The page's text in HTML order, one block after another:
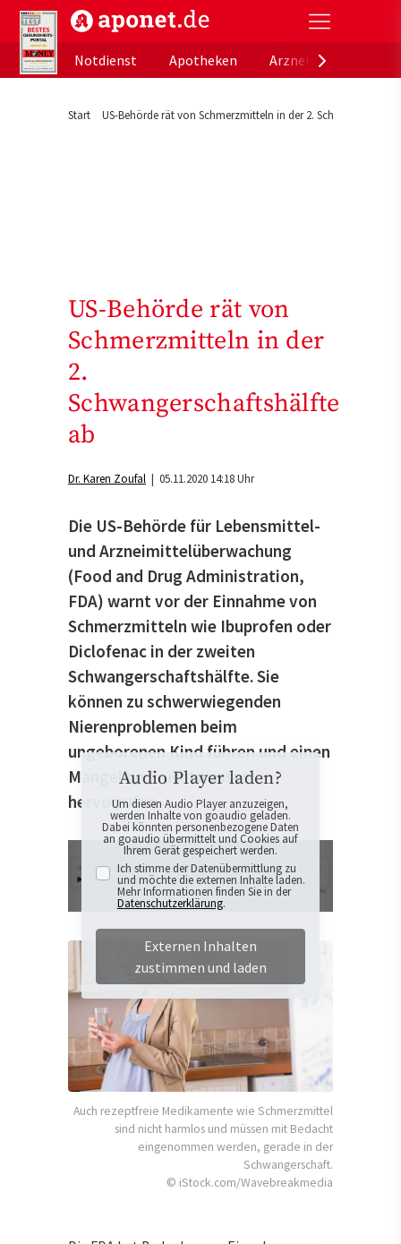
aponet.de - Das offizielle Gesundheitsportal der
Notdienst
Apotheken
Start US-Behörde rät von Schmerzmitteln in der 2.
US-Behörde rät von
Schmerzmitteln in der
2.
Schwangerschaftshälfte
ab
Dr. Karen Zoufal | 05.11.2020 14:18 Uhr
Die US-Behörde für Lebensmittel-
und Arzneimittelüberwachung
(Food and Drug Administration,
FDA) warnt vor der Einnahme von
Schmerzmitteln wie Ibuprofen oder
Diclofenac in der zweiten
Schwangerschaftshälfte. Sie
können zu schwerwiegenden
Nierenproblemen beim
ungeborenen Kind führen und einen
Mangel an Fruchtwasser
hervorrufen.
Audio Player laden?
Um diesen Audio Player anzuzeigen,
werden Inhalte von goaudio geladen.
Dabei könnten personenbezogene Daten
an goaudio übermittelt und Cookies auf
Ihrem Gerät gespeichert werden.
Ich stimme der Datenübermittlung zu
und möchte die externen Inhalte laden.
Mehr Informationen finden Sie in der
Datenschutzerklärung.
Externen Inhalten
zustimmen und laden
Auch rezeptfreie Medikamente wie Schmerzmittel
sind nicht harmlos und müssen mit Bedacht
eingenommen werden, gerade in der
Schwangerschaft.
© iStock.com/Wavebreakmedia